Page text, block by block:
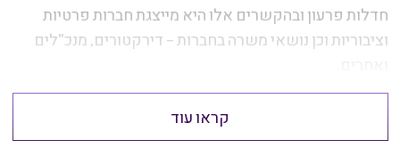
חדלות פרעון ובהקשרים אלו היא מייצגת חברות פרטיות
וציבוריות וכן נושאי משרה בחברות – דירקטורים, מנכ"לים
קראו עוד